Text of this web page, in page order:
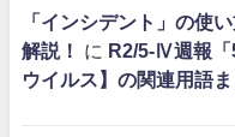
「インシデント」の使
解説！
に R2/5-Ⅳ週報「
ウイルス】の関連用語